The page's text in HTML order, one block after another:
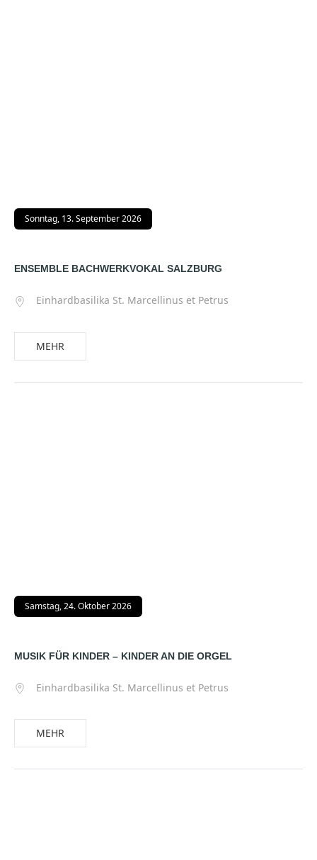
Sonntag, 13. September 2026
ENSEMBLE BACHWERKVOKAL SALZBURG
Einhardbasilika St. Marcellinus et Petrus
MEHR
Samstag, 24. Oktober 2026
MUSIK FÜR KINDER – KINDER AN DIE ORGEL
Einhardbasilika St. Marcellinus et Petrus
MEHR